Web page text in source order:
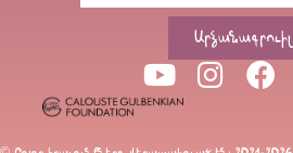
Արձանագրուիլ